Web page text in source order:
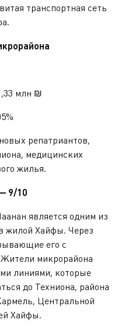
транспортная сеть
млн ₪
репатриантов,
медицинских
жилья.
9/10
является одним из
жилой Хайфы. Через
его с
микрорайона
линиями, которые
до Техниона, района
Центральной
Хайфы.